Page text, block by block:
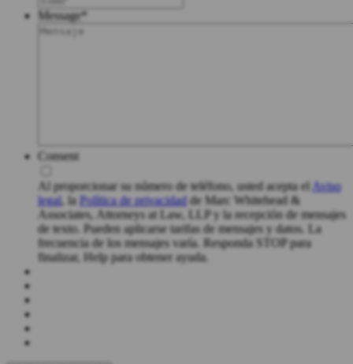
Message*
Consent
Al proporcionar su número de teléfono, usted acepta el Aviso
legal, la Política de privacidad de Marc Whitehead &
Associates, Attorneys at Law, LLP y la recepción de mensajes
de texto. Pueden aplicarse tarifas de mensajes y datos. La
frecuencia de los mensajes varía. Responda STOP para
finalizar, Help para obtener ayuda.